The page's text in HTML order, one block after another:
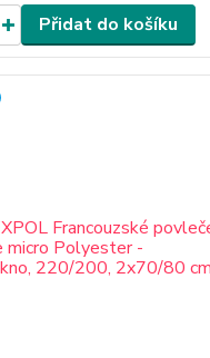
Přidat do košíku